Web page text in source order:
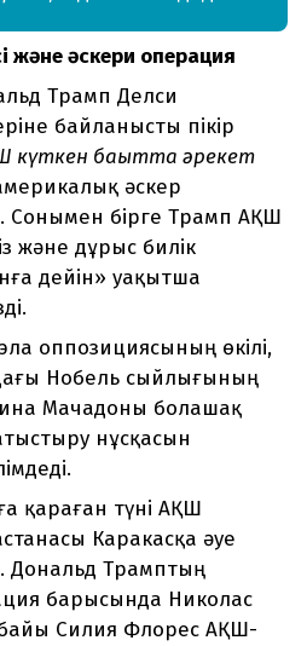
және әскери операция
Трамп Делси
байланысты пікір
күткен бағытта әрекет
әскер
Сонымен бірге Трамп АҚШ
және дұрыс билік
дейін» уақытша
оппозициясының өкілі,
Нобель сыйлығының
Мачадоны болашақ
нұсқасын
қараған түні АҚШ
Каракасқа әуе
Дональд Трамптың
барысында Николас
Силия Флорес АҚШ-